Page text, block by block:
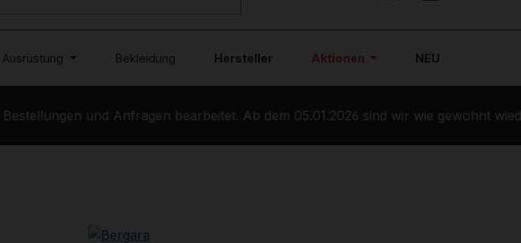
Ausrüstung Bekleidung Hersteller Aktionen NEU
und Anfragen bearbeitet. Ab dem 05.01.2026 sind wir wie gewohnt